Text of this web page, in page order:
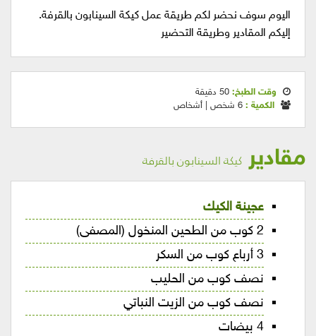
اليوم سوف نحضر لكم طريقة عمل كيكة السينابون بالقرفة.
إليكم المقادير وطريقة التحضير
وقت الطبخ: 50 دقيقة
الكمية : 6 شخص | أشخاص
مقادير كيكة السينابون بالقرفة
عجينة الكيك
2 كوب من الطحين المنخول (المصفى)
3 أرباع كوب من السكر
نصف كوب من الحليب
نصف كوب من الزيت النباتي
4 بيضات